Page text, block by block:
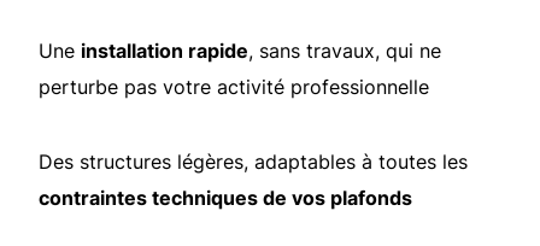
Une installation rapide, sans travaux, qui ne
perturbe pas votre activité professionnelle
Des structures légères, adaptables à toutes les
contraintes techniques de vos plafonds